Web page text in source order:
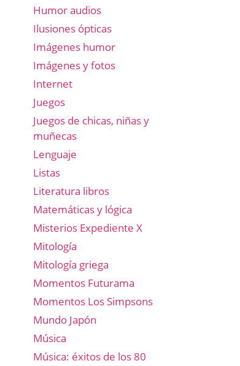
Humor audios
Ilusiones ópticas
Imágenes humor
Imágenes y fotos
Internet
Juegos
Juegos de chicas, niñas y
muñecas
Lenguaje
Listas
Literatura libros
Matemáticas y lógica
Misterios Expediente X
Mitología
Mitología griega
Momentos Futurama
Momentos Los Simpsons
Mundo Japón
Música
Música: éxitos de los 80